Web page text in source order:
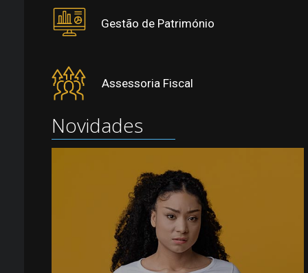
Gestão de Património
Assessoria Fiscal
Novidades